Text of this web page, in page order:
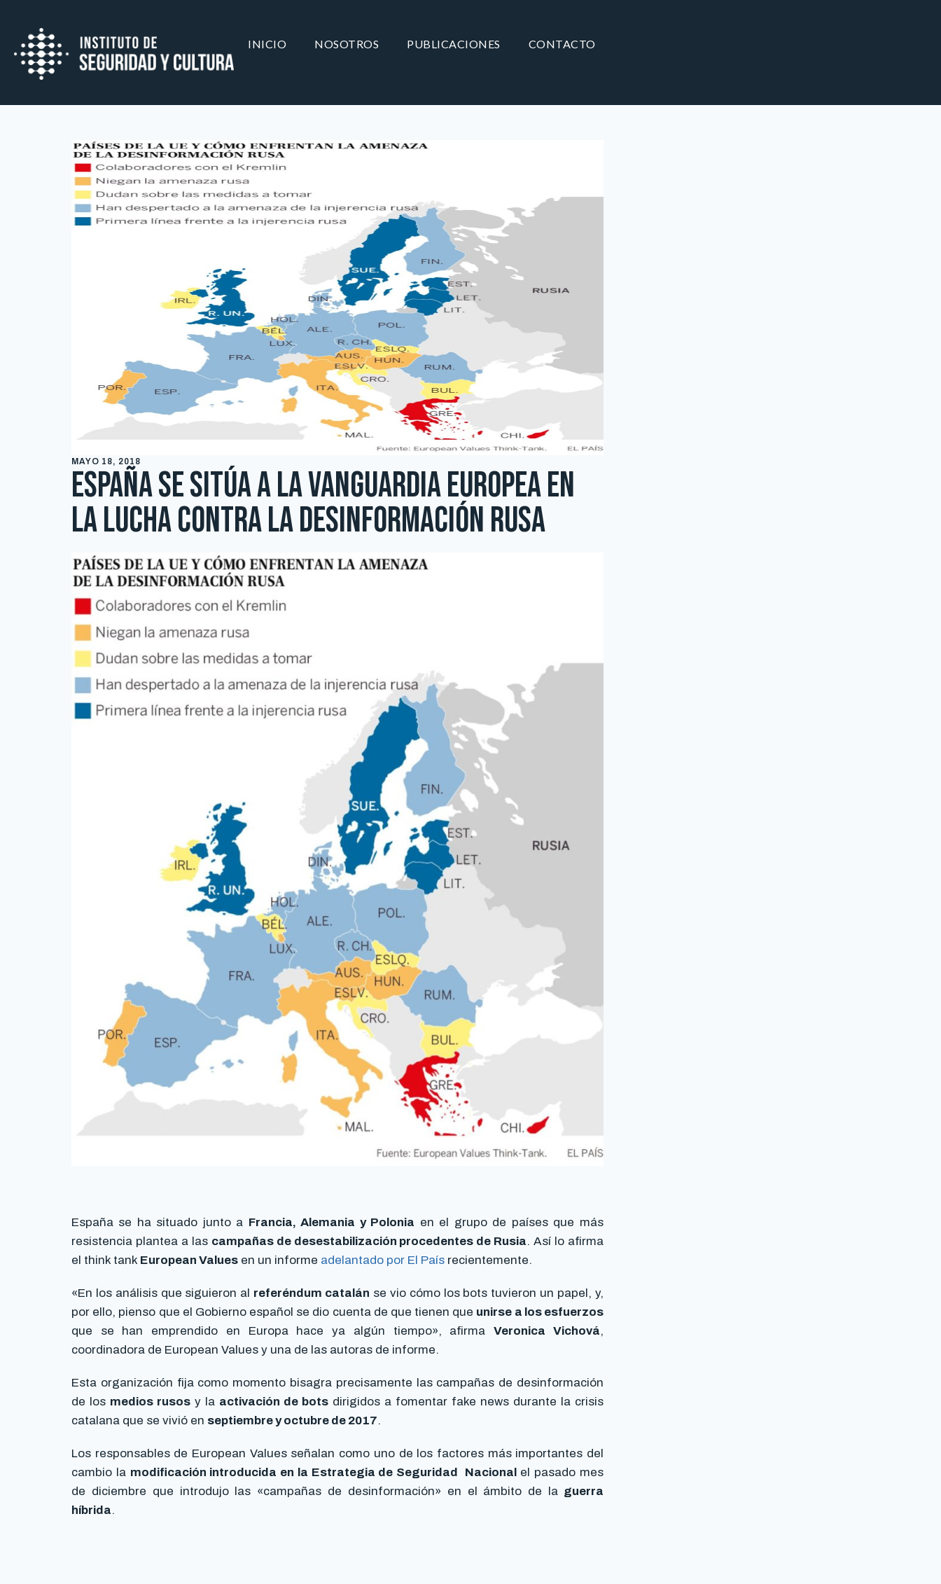
INICIO NOSOTROS PUBLICACIONES CONTACTO
MAYO 18, 2018
España se sitúa a la vanguardia europea en
la lucha contra la desinformación rusa
España se ha situado junto a Francia, Alemania y Polonia en el grupo de países que más
resistencia plantea a las campañas de desestabilización procedentes de Rusia. Así lo afirma
el think tank European Values en un informe adelantado por El País recientemente.
«En los análisis que siguieron al referéndum catalán se vio cómo los bots tuvieron un papel, y,
por ello, pienso que el Gobierno español se dio cuenta de que tienen que unirse a los esfuerzos
que se han emprendido en Europa hace ya algún tiempo», afirmaVeronica Vichová,
coordinadora de European Values y una de las autoras de informe.
Esta organización fija como momento bisagra precisamente las campañas de desinformación
de los medios rusos y la activación de bots dirigidos a fomentar fake news durante la crisis
catalana que se vivió en septiembre y octubre de 2017.
Los responsables de European Values señalan como uno de los factores más importantes del
cambio la modificación introducida en la Estrategia de Seguridad Nacional el pasado mes
de diciembre que introdujo las «campañas de desinformación» en el ámbito de la guerra
híbrida.